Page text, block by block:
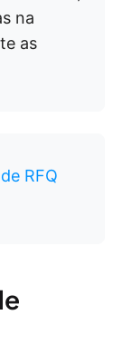
na
as
RFQ